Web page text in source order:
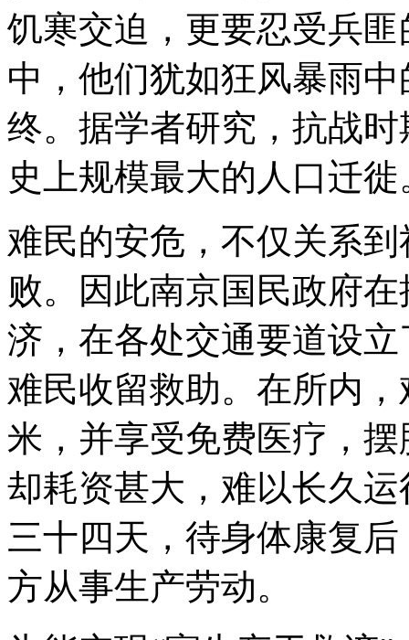
饥寒交迫，更要忍受兵
中，他们犹如狂风暴雨
终。据学者研究，抗战
史上规模最大的人口迁徙
难民的安危，不仅关系
败。因此南京国民政府
济，在各处交通要道设
难民收留救助。在所内
米，并享受免费医疗，
却耗资甚大，难以长久
三十四天，待身体康复
方从事生产劳动。